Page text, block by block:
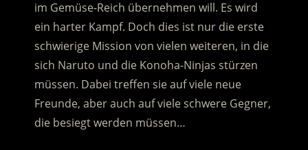
im Gemüse-Reich übernehmen will. Es wird
ein harter Kampf. Doch dies ist nur die erste
schwierige Mission von vielen weiteren, in die
sich Naruto und die Konoha-Ninjas stürzen
müssen. Dabei treffen sie auf viele neue
Freunde, aber auch auf viele schwere Gegner,
die besiegt werden müssen…